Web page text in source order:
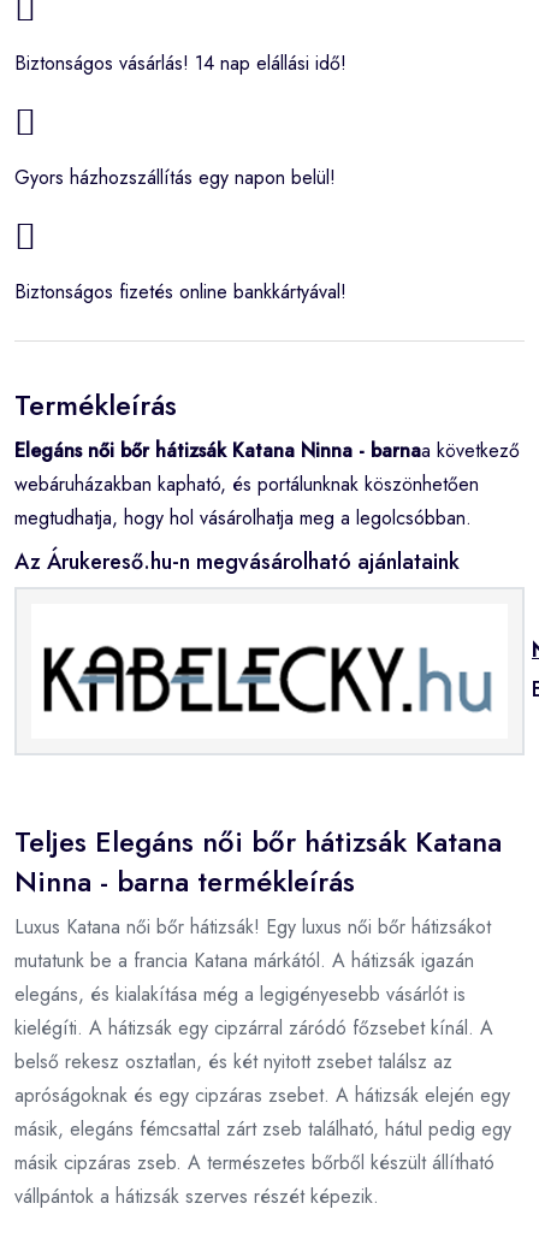
Biztonságos vásárlás! 14 nap elállási idő!
Gyors házhozszállítás egy napon belül!
Biztonságos fizetés online bankkártyával!
Termékleírás
Elegáns női bőr hátizsák Katana Ninna - barnaa következő
webáruházakban kapható, és portálunknak köszönhetően
megtudhatja, hogy hol vásárolhatja meg a legolcsóbban.
Az Árukereső.hu-n megvásárolható ajánlataink
Teljes Elegáns női bőr hátizsák Katana
Ninna - barna termékleírás
Luxus Katana női bőr hátizsák! Egy luxus női bőr hátizsákot
mutatunk be a francia Katana márkától. A hátizsák igazán
elegáns, és kialakítása még a legigényesebb vásárlót is
kielégíti. A hátizsák egy cipzárral záródó főzsebet kínál. A
belső rekesz osztatlan, és két nyitott zsebet találsz az
apróságoknak és egy cipzáras zsebet. A hátizsák elején egy
másik, elegáns fémcsattal zárt zseb található, hátul pedig egy
másik cipzáras zseb. A természetes bőrből készült állítható
vállpántok a hátizsák szerves részét képezik.